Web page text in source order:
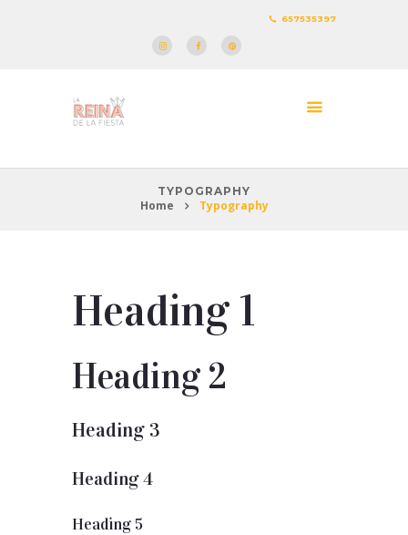
657535397
TYPOGRAPHY
Home Typography
Heading 1
Heading 2
Heading 3
Heading 4
Heading 5